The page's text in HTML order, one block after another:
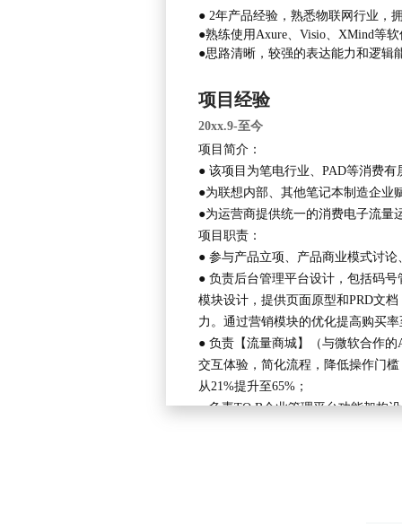
● 2年产品经验，熟悉物联网行业，
●熟练使用Axure、Visio、XMind等
●思路清晰，较强的表达能力和逻辑
项目经验
20xx.9-至今
项目简介：
● 该项目为笔电行业、PAD等消费
●为联想内部、其他笔记本制造企业
●为运营商提供统一的消费电子流量
项目职责：
● 参与产品立项、产品商业模式讨
● 负责后台管理平台设计，包括码
模块设计，提供页面原型和PRD文
力。通过营销模块的优化提高购买
● 负责【流量商城】（与微软合作
交互体验，简化流程，降低操作门
从21%提升至65%；
● 负责TO B企业管理平台功能架构